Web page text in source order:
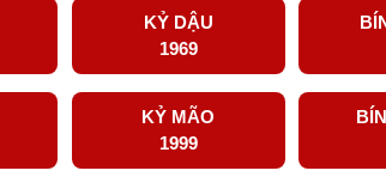
KỶ DẬU
1969
KỶ MÃO
1999